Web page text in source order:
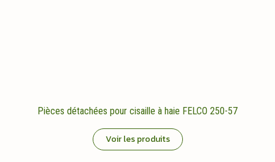
Pièces détachées pour cisaille à haie FELCO 250-57
Voir les produits